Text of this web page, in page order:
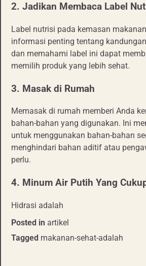
2. Jadikan Membaca Label
Label nutrisi pada kemasan
informasi penting tentang
dan memahami label ini dapat
memilih produk yang lebih sehat.
3. Masak di Rumah
Memasak di rumah memberi Anda
bahan-bahan yang digunakan. Ini
untuk menggunakan bahan-bahan
menghindari bahan aditif atau
perlu.
4. Minum Air Putih Yang
Hidrasi adalah
Posted in artikel
Tagged makanan-sehat-adalah